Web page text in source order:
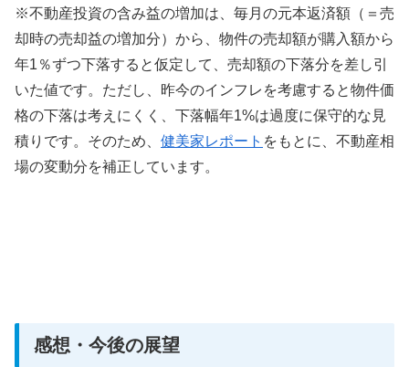
※不動産投資の含み益の増加は、毎月の元本返済額（＝売
却時の売却益の増加分）から、物件の売却額が購入額から
年1％ずつ下落すると仮定して、売却額の下落分を差し引
いた値です。ただし、昨今のインフレを考慮すると物件価
格の下落は考えにくく、下落幅年1%は過度に保守的な見
積りです。そのため、 健美家レポート をもとに、不動産相
場の変動分を補正しています。
感想・今後の展望